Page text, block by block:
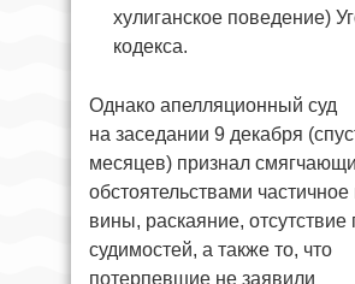
хулиганское поведение)
кодекса.
Однако апелляционный суд
на заседании 9 декабря
месяцев) признал
обстоятельствами
вины, раскаяние,
судимостей, а также то, что
потерпевшие не заявили